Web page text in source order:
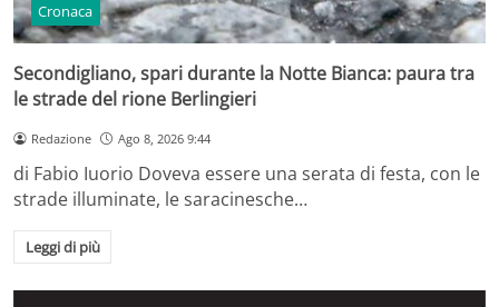
Cronaca
Secondigliano, spari durante la Notte Bianca: paura tra
le strade del rione Berlingieri
Redazione Ago 8, 2026 9:44
di Fabio Iuorio Doveva essere una serata di festa, con le
strade illuminate, le saracinesche…
Leggi di più